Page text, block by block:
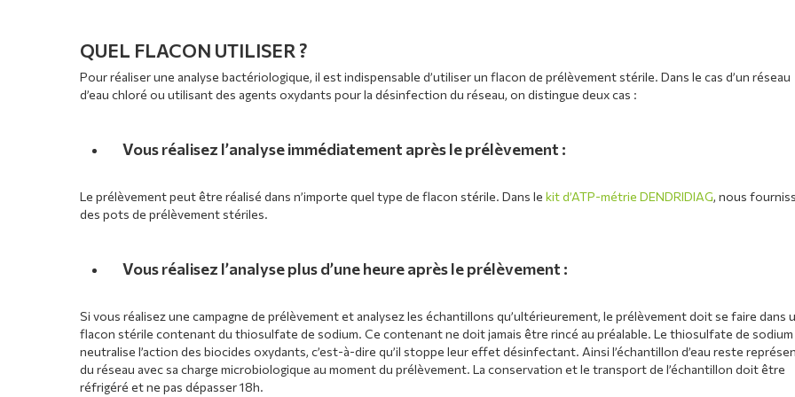
QUEL FLACON UTILISER ?
Pour réaliser une analyse bactériologique, il est indispensable d’utiliser un flacon de prélèvement stérile. Dans le cas d’un réseau
d’eau chloré ou utilisant des agents oxydants pour la désinfection du réseau, on distingue deux cas :
Vous réalisez l’analyse immédiatement après le prélèvement :
Le prélèvement peut être réalisé dans n’importe quel type de flacon stérile. Dans lekit d’ATP-métrie DENDRIDIAG, nous
des pots de prélèvement stériles.
Vous réalisez l’analyseplus d’une heure après le prélèvement :
Si vous réalisez une campagne de prélèvement et analysez les échantillons qu’ultérieurement, le prélèvement doit se faire dans
flacon stérile contenant du thiosulfate de sodium. Ce contenant ne doit jamais être rincé au préalable. Le thiosulfate de sodium
neutralise l’action des biocides oxydants, c’est-à-dire qu’il stoppe leur effet désinfectant. Ainsi l’échantillon d’eau reste
du réseau avec sa charge microbiologique au moment du prélèvement. La conservation et le transport de l’échantillon doit être
réfrigéré et ne pas dépasser 18h.